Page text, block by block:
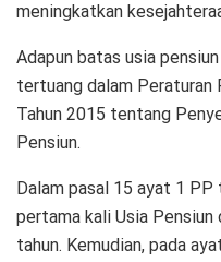
meningkatkan
Adapun batas usia
tertuang dalam Peraturan
Tahun 2015 tentang
Pensiun.
Dalam pasal 15 ayat 1
pertama kali Usia
tahun. Kemudian, pada